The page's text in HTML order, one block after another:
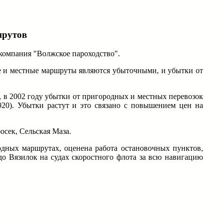
"Волжское пароходство".
и местные маршруты являются убыточными, и убытки от
2002 году убытки от пригородных и местных перевозок
Убытки растут и это связано с повышением цен на
Сельская Маза.
маршрутах, оценена работа остановочных пунктов,
Вязилок на судах скоростного флота за всю навигацию